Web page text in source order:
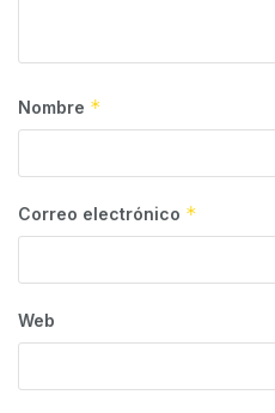
Nombre *
Correo electrónico *
Web